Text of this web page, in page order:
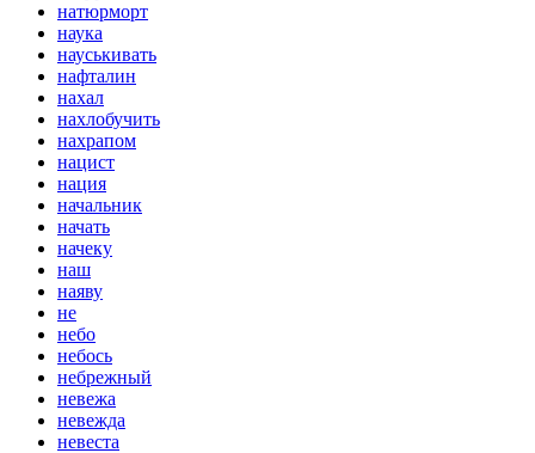
натюрморт
наука
науськивать
нафталин
нахал
нахлобучить
нахрапом
нацист
нация
начальник
начать
начеку
наш
наяву
не
небо
небось
небрежный
невежа
невежда
невеста